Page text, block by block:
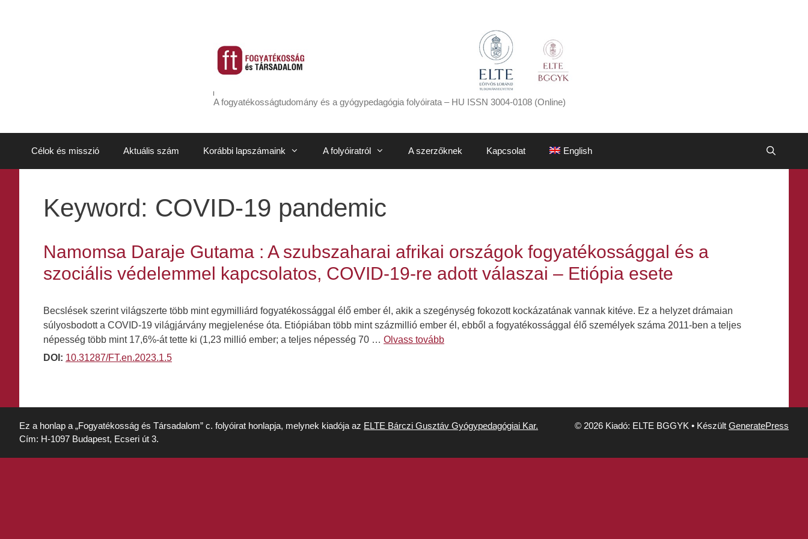
A fogyatékosságtudomány és a gyógypedagógia folyóirata – HU ISSN 3004-0108 (Online)
Célok és misszió Aktuális szám Korábbi lapszámaink A folyóiratról A szerzőknek Kapcsolat English
Keyword: COVID-19 pandemic
Namomsa Daraje Gutama : A szubszaharai afrikai országok fogyatékossággal és a
szociális védelemmel kapcsolatos, COVID-19-re adott válaszai – Etiópia esete
Becslések szerint világszerte több mint egymilliárd fogyatékossággal élő ember él, akik a szegénység fokozott kockázatának vannak kitéve. Ez a helyzet drámaian
súlyosbodott a COVID-19 világjárvány megjelenése óta. Etiópiában több mint százmillió ember él, ebből a fogyatékossággal élő személyek száma 2011-ben a teljes
népesség több mint 17,6%-át tette ki (1,23 millió ember; a teljes népesség 70 … Olvass tovább
DOI: 10.31287/FT.en.2023.1.5
Ez a honlap a „Fogyatékosság és Társadalom” c. folyóirat honlapja, melynek kiadója az ELTE Bárczi Gusztáv Gyógypedagógiai Kar.
Cím: H-1097 Budapest, Ecseri út 3.
© 2026 Kiadó: ELTE BGGYK • Készült GeneratePress